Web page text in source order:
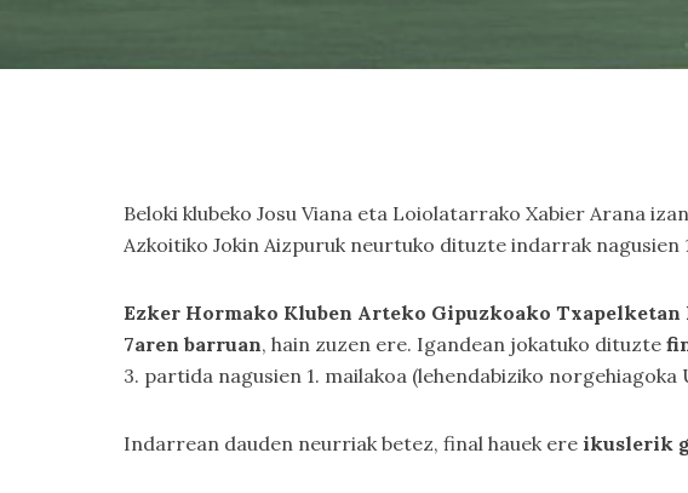
Beloki klubeko Josu Viana eta Loiolatarrako Xabier Arana
Azkoitiko Jokin Aizpuruk neurtuko dituzte indarrak nagusien
Ezker Hormako Kluben Arteko Gipuzkoako
7aren barruan, hain zuzen ere. Igandean jokatuko dituzte
3. partida nagusien 1. mailakoa (lehendabiziko
Indarrean dauden neurriak betez, final hauek ere ikuslerik